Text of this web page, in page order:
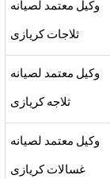
وكيل معتمد لصيانه
ثلاجات كريازى
وكيل معتمد لصيانه
ثلاجه كريازى
وكيل معتمد لصيانه
غسالات كريازى